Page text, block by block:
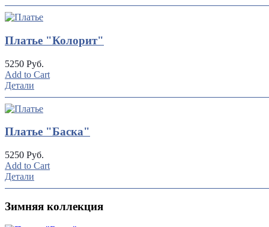
Платье "Колорит"
5250 Руб.
Add to Cart
Детали
Платье "Баска"
5250 Руб.
Add to Cart
Детали
Зимняя коллекция